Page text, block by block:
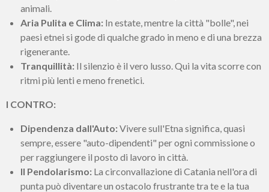
animali.
Aria Pulita e Clima: In estate, mentre la città "bolle", nei
paesi etnei si gode di qualche grado in meno e di una brezza
rigenerante.
Tranquillità: Il silenzio è il vero lusso. Qui la vita scorre con
ritmi più lenti e meno frenetici.
I CONTRO:
Dipendenza dall'Auto:Vivere sull'Etna significa, quasi
sempre, essere "auto-dipendenti" per ogni commissione o
per raggiungere il posto di lavoro in città.
Il Pendolarismo: La circonvallazione di Catania nell'ora di
punta può diventare un ostacolo frustrante tra te e la tua